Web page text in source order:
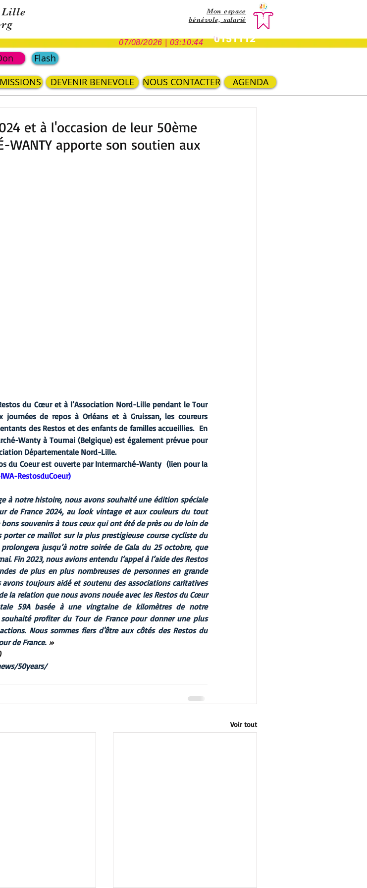
Lille
Flash
Mon espace
bénévole, salarié
0151112
07/08/2026 | 03:10:44
DEVENIR BENEVOLE AGENDA
NOUS CONTACTER
et à l'occasion de leur 50ème
WANTY apporte son soutien aux
du Cœur et à l’Association Nord-Lille pendant le Tour
de repos à Orléans et à Gruissan, les coureurs
des Restos et des enfants de familles accueillies.  En
Wanty à Tournai (Belgique) est également prévue pour
Départementale Nord-Lille.
du Coeur est ouverte par Intermarché-Wanty  (lien pour la
RestosduCoeur)
à notre histoire, nous avons souhaité une édition spéciale
de France 2024, au look vintage et aux couleurs du tout
souvenirs à tous ceux qui ont été de près ou de loin de
porter ce maillot sur la plus prestigieuse course cycliste du
jusqu’à notre soirée de Gala du 25 octobre, que
Fin 2023, nous avions entendu l’appel à l’aide des Restos
de plus en plus nombreuses de personnes en grande
toujours aidé et soutenu des associations caritatives
la relation que nous avons nouée avec les Restos du Cœur
59A basée à une vingtaine de kilomètres de notre
profiter du Tour de France pour donner une plus
Nous sommes fiers d'être aux côtés des Restos du
de France. »
50years/
Voir tout